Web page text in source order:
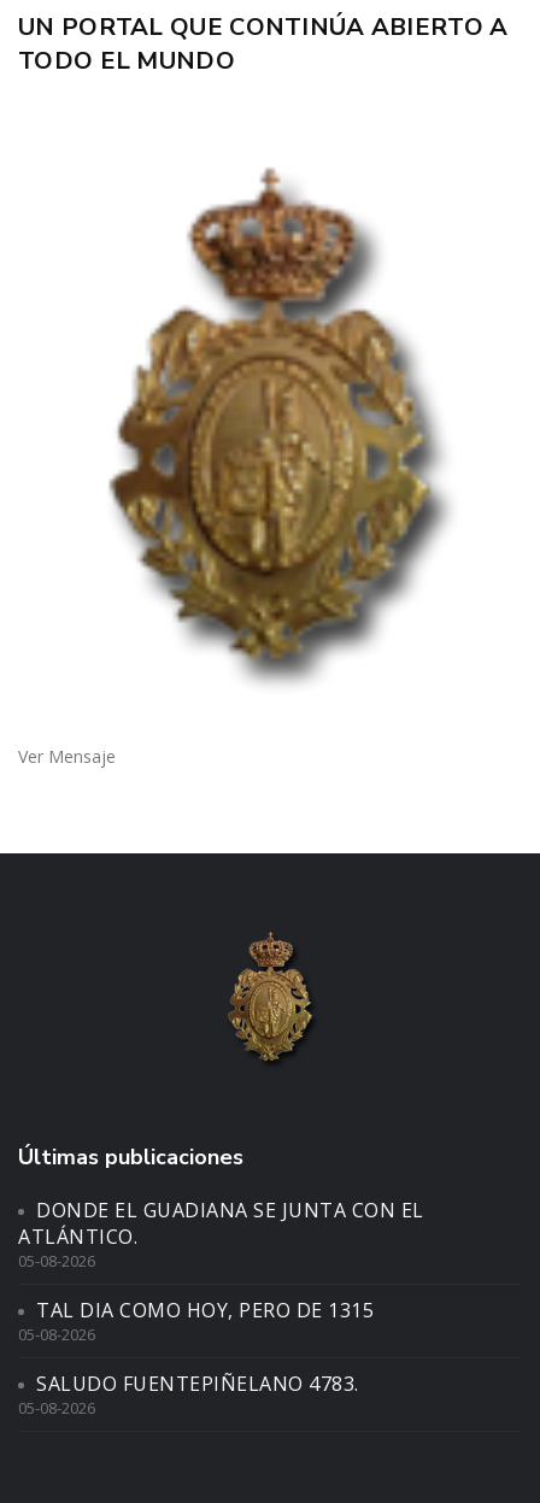
UN PORTAL QUE CONTINÚA ABIERTO A
TODO EL MUNDO
Ver Mensaje
Últimas publicaciones
DONDE EL GUADIANA SE JUNTA CON EL
ATLÁNTICO.
05-08-2026
TAL DIA COMO HOY, PERO DE 1315
05-08-2026
SALUDO FUENTEPIÑELANO 4783.
05-08-2026